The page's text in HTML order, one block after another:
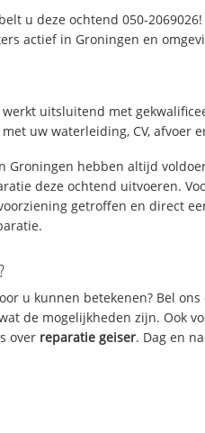
belt u deze ochtend 050-
actief in Groningen en
uitsluitend met
uw waterleiding, CV, afvoer
Groningen hebben altijd
deze ochtend uitvoeren.
getroffen en direct
u kunnen betekenen? Bel
de mogelijkheden zijn. Ook
over reparatie geiser. Dag en